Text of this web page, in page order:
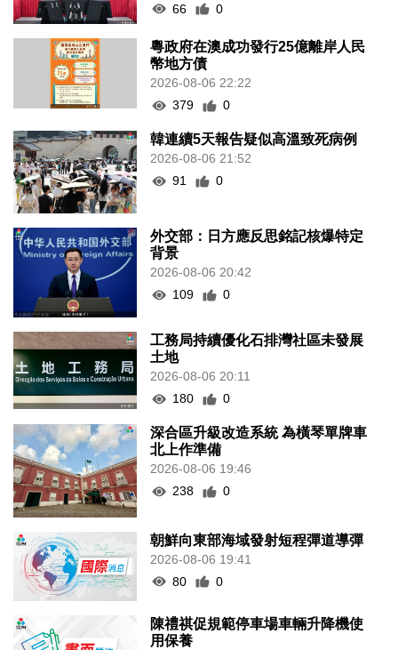
66
0
粵政府在澳成功發行25億離岸人民
幣地方債
2026-08-06 22:22
379
0
韓連續5天報告疑似高溫致死病例
2026-08-06 21:52
91
0
外交部：日方應反思銘記核爆特定
背景
2026-08-06 20:42
109
0
工務局持續優化石排灣社區未發展
土地
2026-08-06 20:11
180
0
深合區升級改造系統 為橫琴單牌車
北上作準備
2026-08-06 19:46
238
0
朝鮮向東部海域發射短程彈道導彈
2026-08-06 19:41
80
0
陳禮祺促規範停車場車輛升降機使
用保養